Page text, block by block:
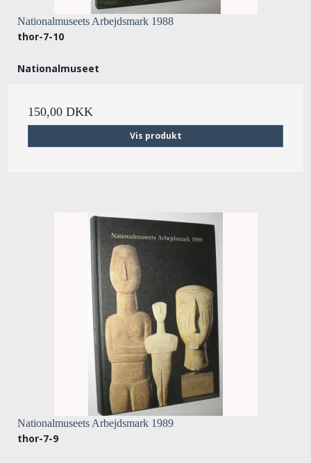
Nationalmuseets Arbejdsmark 1988
thor-7-10
Nationalmuseet
150,00 DKK
Vis produkt
Nationalmuseets Arbejdsmark 1989
thor-7-9